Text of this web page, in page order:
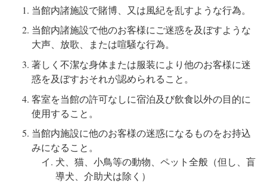
当館内諸施設で賭博、又は風紀を乱すような行為。
当館内諸施設で他のお客様にご迷惑を及ぼすような
大声、放歌、または喧騒な行為。
著しく不潔な身体または服装により他のお客様に迷
惑を及ぼすおそれが認められること。
客室を当館の許可なしに宿泊及び飲食以外の目的に
使用すること。
当館内施設に他のお客様の迷惑になるものをお持込
みになること。
犬、猫、小鳥等の動物、ペット全般（但し、盲
導犬、介助犬は除く）